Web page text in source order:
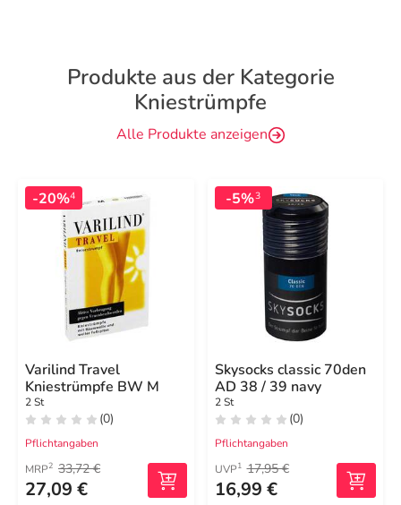
Produkte aus der Kategorie
Kniestrümpfe
Alle Produkte anzeigen
-20%4
Varilind Travel
Kniestrümpfe BW M
2 St
(0)
Pflichtangaben
MRP2 33,72 €
27,09 €
-5%3
Skysocks classic 70den
AD 38 / 39 navy
2 St
(0)
Pflichtangaben
UVP1 17,95 €
16,99 €